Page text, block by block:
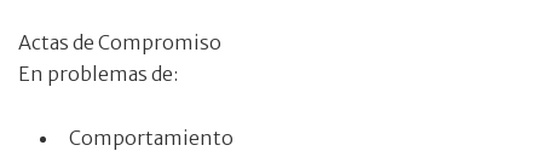
Actas de Compromiso
En problemas de:
Comportamiento